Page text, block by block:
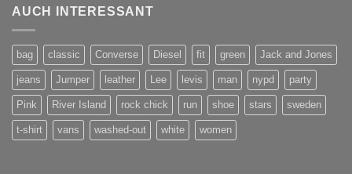
Gallery
Simple
AUCH INTERESSANT
bag classic Converse Diesel fit green Jack and Jones
jeans Jumper leather Lee levis man nypd party
Pink River Island rock chick run shoe stars sweden
t-shirt vans washed-out white women